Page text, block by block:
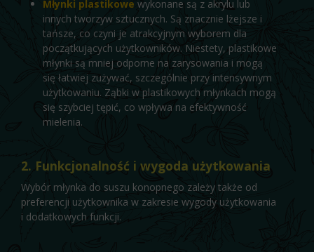
Młynki plastikowe wykonane są z akrylu lub
innych tworzyw sztucznych. Są znacznie lżejsze i
tańsze, co czyni je atrakcyjnym wyborem dla
początkujących użytkowników. Niestety, plastikowe
młynki są mniej odporne na zarysowania i mogą
się łatwiej zużywać, szczególnie przy intensywnym
użytkowaniu. Ząbki w plastikowych młynkach mogą
się szybciej tępić, co wpływa na efektywność
mielenia.
2. Funkcjonalność i wygoda użytkowania
Wybór młynka do suszu konopnego zależy także od
preferencji użytkownika w zakresie wygody użytkowania
i dodatkowych funkcji.